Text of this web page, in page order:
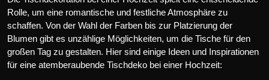
Rolle, um eine romantische und festliche Atmosphäre zu
schaffen. Von der Wahl der Farben bis zur Platzierung der
Blumen gibt es unzählige Möglichkeiten, um die Tische für den
großen Tag zu gestalten. Hier sind einige Ideen und Inspirationen
für eine atemberaubende Tischdeko bei einer Hochzeit: